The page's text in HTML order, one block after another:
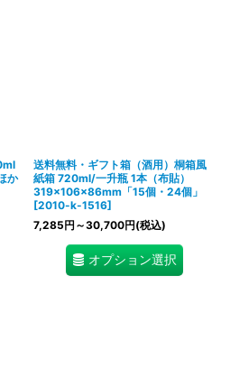
か
送料無料・ギフト箱（酒用）桐箱風
紙箱 720ml/一升瓶 1本（布貼）
319×106×86mm「15個・24個」
[2010-k-1516]
7,285円 ～30,700円(税込)
オプション選択